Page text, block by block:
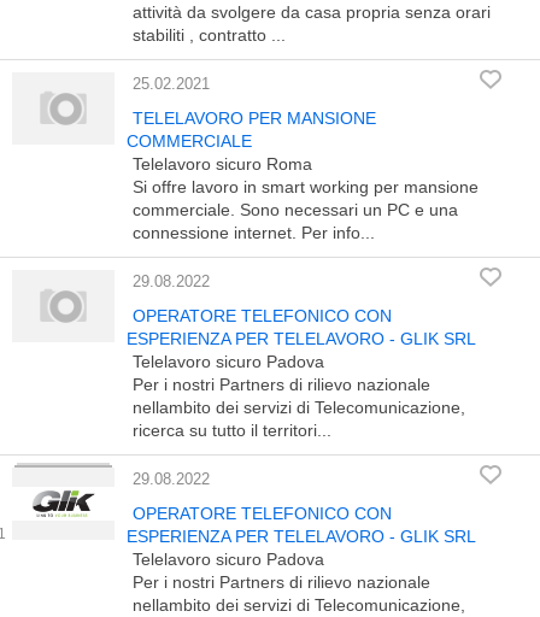
attività da svolgere da casa propria senza orari
stabiliti , contratto ...
25.02.2021
TELELAVORO PER MANSIONE
COMMERCIALE
Telelavoro sicuro Roma
Si offre lavoro in smart working per mansione
commerciale. Sono necessari un PC e una
connessione internet. Per info...
29.08.2022
OPERATORE TELEFONICO CON
ESPERIENZA PER TELELAVORO - GLIK SRL
Telelavoro sicuro Padova
Per i nostri Partners di rilievo nazionale
nellambito dei servizi di Telecomunicazione,
ricerca su tutto il territori...
29.08.2022
OPERATORE TELEFONICO CON
ESPERIENZA PER TELELAVORO - GLIK SRL
Telelavoro sicuro Padova
Per i nostri Partners di rilievo nazionale
nellambito dei servizi di Telecomunicazione,